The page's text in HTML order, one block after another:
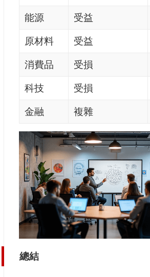
能源 受益
原材料 受益
消費品 受損
科技 受損
金融 複雜
總結